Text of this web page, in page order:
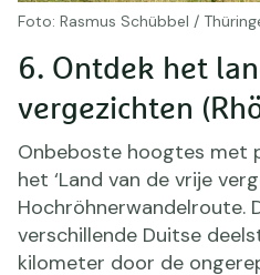
Foto: Rasmus Schübbel /
6. Ontdek het
vergezichten
Onbeboste hoogtes met
het ‘Land van de vrije
Hochröhnerwandelroute.
verschillende Duitse
kilometer door de